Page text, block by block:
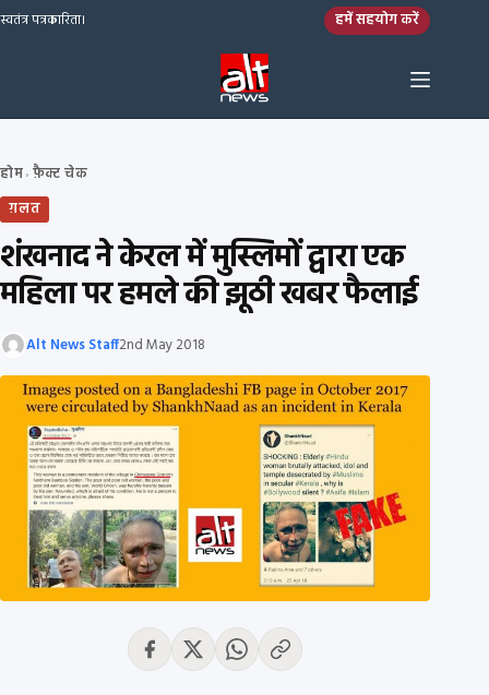
Skip to content
स्वतंत्र पत्रकारिता। हमें सहयोग करें
होम› फ़ैक्ट चेक
ग़लत
शंखनाद ने केरल में मुस्लिमों द्वारा एक
महिला पर हमले की झूठी खबर फैलाई
Alt News Staff2nd May 2018